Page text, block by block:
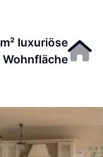
luxuriöse
Wohnfläche